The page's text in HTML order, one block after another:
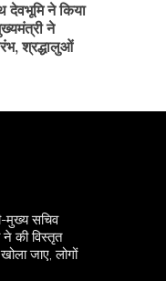
देवभूमि ने किया
ने
श्रद्धालुओं
मुख्य सचिव
की विस्तृत
जाए, लोगों